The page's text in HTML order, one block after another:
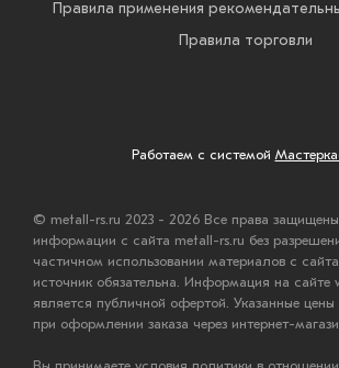
Правила применения
Правила торговли
Работаем с системой
© metall-rs.ru 2023 - 2026 Все права
информации с сайта metall-rs.ru без
частичном использовании материалов с
источник обязательна. Информация на сайте
является публичной офертой. Указанные цены
при оформлении заказа через интернет-